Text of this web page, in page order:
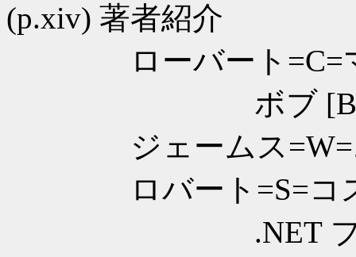
(p.xiv) 著者紹介
ローバート=C=マ
ボブ [Bob]
ジェームス=W=ニ
ロバート=S=コ
.NET プロ